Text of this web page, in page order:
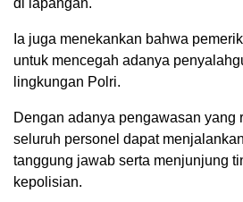
di lapangan.
Ia juga menekankan bahwa
untuk mencegah adanya
lingkungan Polri.
Dengan adanya pengawasan yang
seluruh personel dapat
tanggung jawab serta menjunjung
kepolisian.